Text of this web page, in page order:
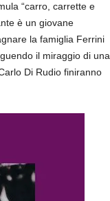
“carro, carrette e
è un giovane
la famiglia Ferrini
il miraggio di una
Di Rudio finiranno